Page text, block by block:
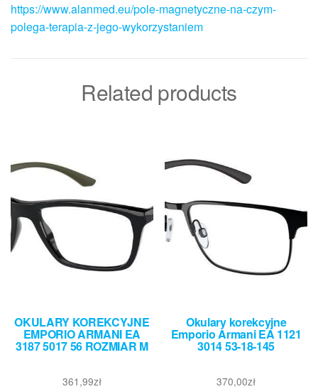
https://www.alanmed.eu/pole-magnetyczne-na-czym-
polega-terapia-z-jego-wykorzystaniem
Related products
OKULARY KOREKCYJNE
EMPORIO ARMANI EA
3187 5017 56 ROZMIAR M
361,99zł
Okulary korekcyjne
Emporio Armani EA 1121
3014 53-18-145
370,00zł